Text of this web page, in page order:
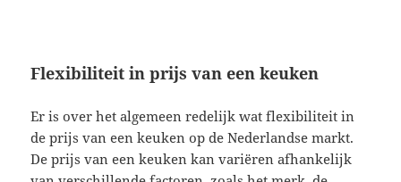
Flexibiliteit in prijs van een keuken
Er is over het algemeen redelijk wat flexibiliteit in
de prijs van een keuken op de Nederlandse markt.
De prijs van een keuken kan variëren afhankelijk